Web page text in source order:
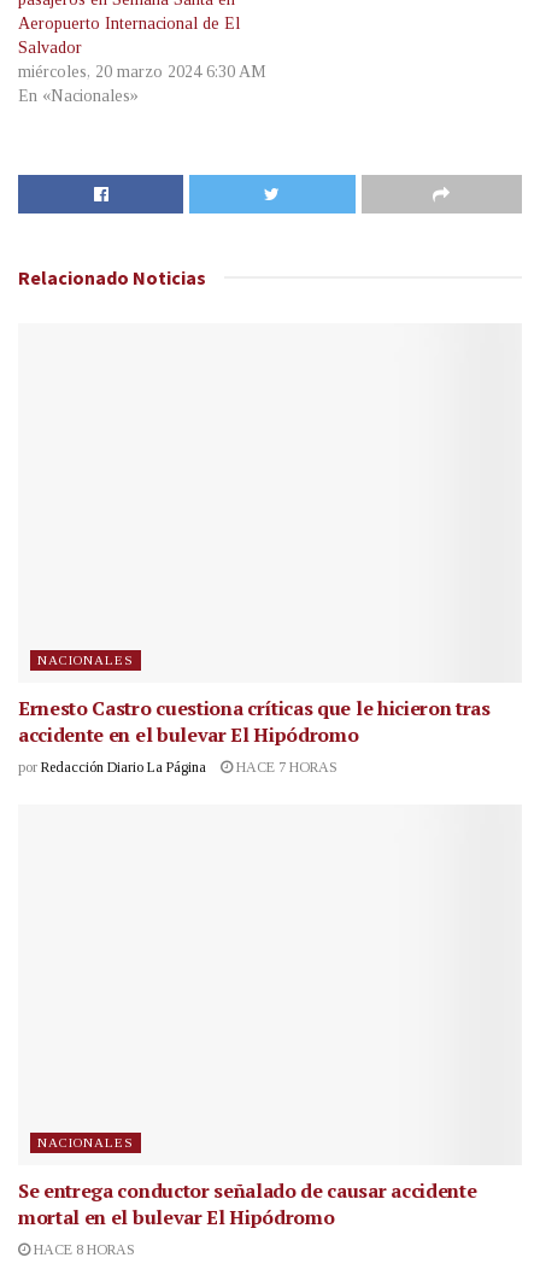
Aeropuerto Internacional de El
Salvador
miércoles, 20 marzo 2024 6:30 AM
En «Nacionales»
Relacionado Noticias
NACIONALES
Ernesto Castro cuestiona críticas que le hicieron tras
accidente en el bulevar El Hipódromo
por Redacción Diario La Página HACE 7 HORAS
NACIONALES
Se entrega conductor señalado de causar accidente
mortal en el bulevar El Hipódromo
HACE 8 HORAS